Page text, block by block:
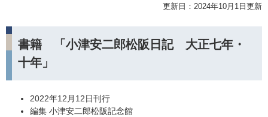
更新日：2024年10月1日更新
書籍 「小津安二郎松阪日記 大正七年・
十年」
2022年12月12日刊行
編集 小津安二郎松阪記念館